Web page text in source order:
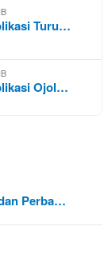
Turu…
Ojol…
Perba…